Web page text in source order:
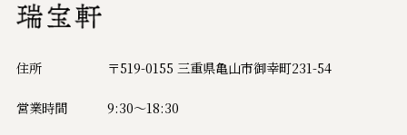
住所 〒519-0155 三重県亀山市御幸町231-54
営業時間 9:30～18:30